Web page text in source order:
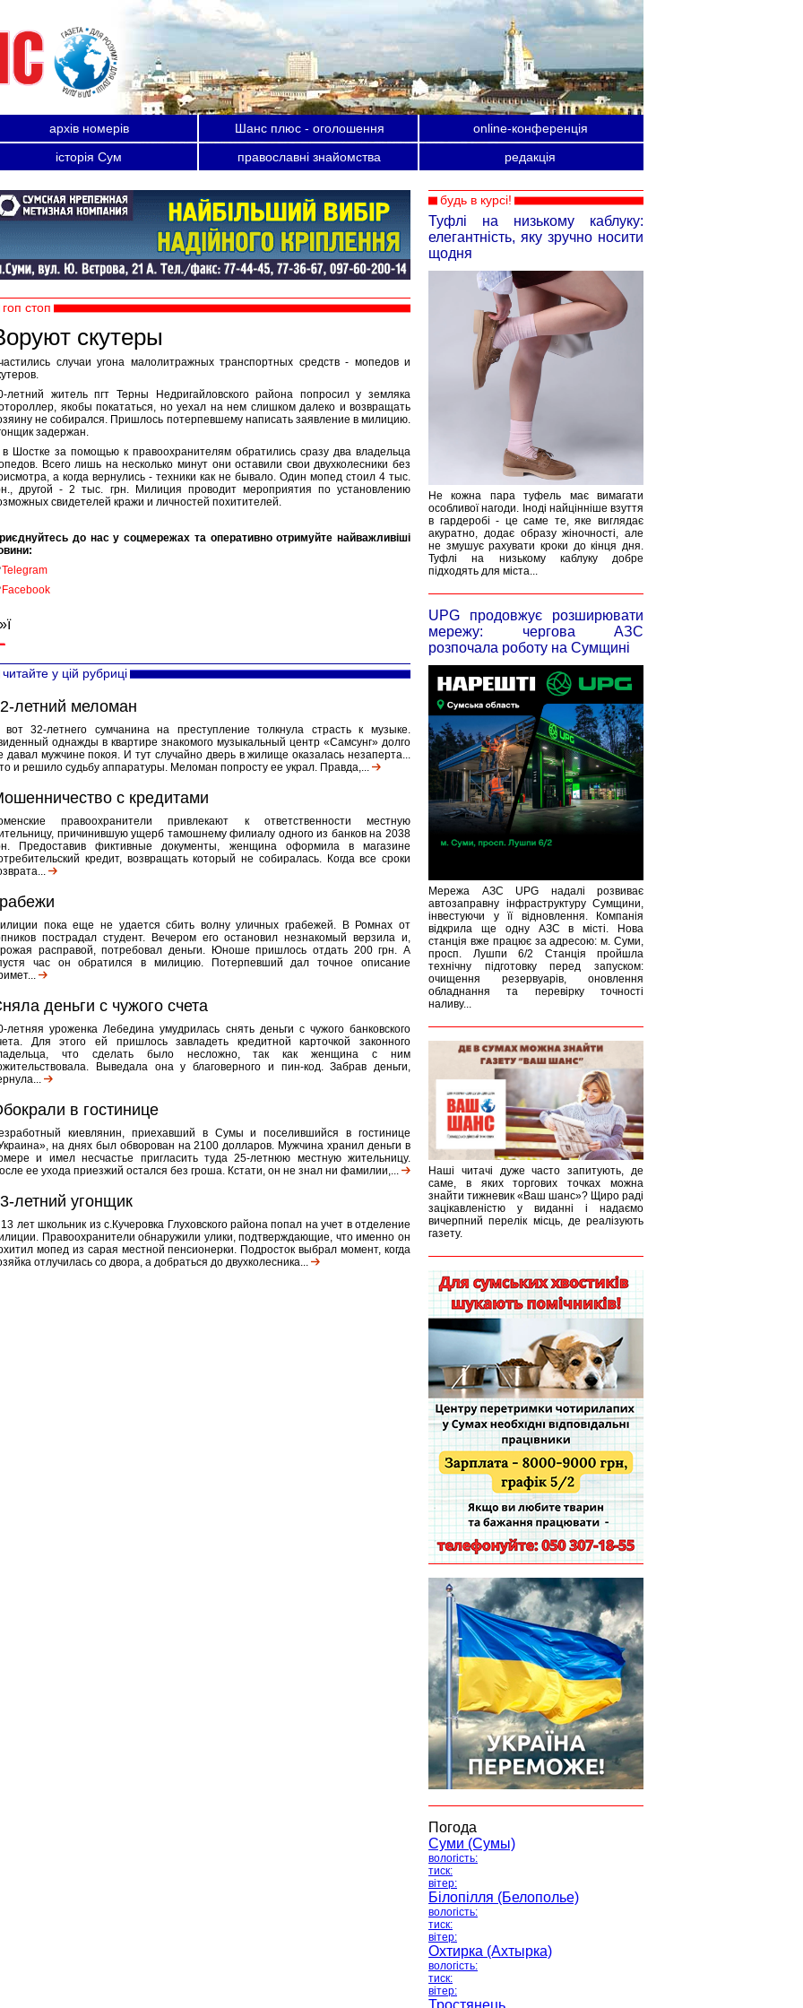
архів номерів Шанс плюс - оголошення
online-конференція
історія Сум православні знайомства редакція
гоп стоп
скутеры
случаи угона малолитражных транспортных средств - мопедов и
летний житель пгт Терны Недригайловского района попросил у земляка
якобы покататься, но уехал на нем слишком далеко и возвращать
не собирался. Пришлось потерпевшему написать заявление в милицию.
задержан.
Шостке за помощью к правоохранителям обратились сразу два владельца
Всего лишь на несколько минут они оставили свои двухколесники без
а когда вернулись - техники как не бывало. Один мопед стоил 4 тыс.
другой - 2 тыс. грн. Милиция проводит мероприятия по установлению
свидетелей кражи и личностей похитителей.
до нас у соцмережах та оперативно отримуйте найважливіші
Telegram
Facebook
читайте у цій рубриці
летний меломан
32-летнего сумчанина на преступление толкнула страсть к музыке.
однажды в квартире знакомого музыкальный центр «Самсунг» долго
давал мужчине покоя. И тут случайно дверь в жилище оказалась незаперта...
и решило судьбу аппаратуры. Меломан попросту ее украл. Правда,...
с кредитами
правоохранители привлекают к ответственности местную
причинившую ущерб тамошнему филиалу одного из банков на 2038
Предоставив фиктивные документы, женщина оформила в магазине
кредит, возвращать который не собиралась. Когда все сроки
пока еще не удается сбить волну уличных грабежей. В Ромнах от
пострадал студент. Вечером его остановил незнакомый верзила и,
расправой, потребовал деньги. Юноше пришлось отдать 200 грн. А
час он обратился в милицию. Потерпевший дал точное описание
деньги с чужого счета
летняя уроженка Лебедина умудрилась снять деньги с чужого банковского
Для этого ей пришлось завладеть кредитной карточкой законного
что сделать было несложно, так как женщина с ним
Выведала она у благоверного и пин-код. Забрав деньги,
в гостинице
киевлянин, приехавший в Сумы и поселившийся в гостинице
на днях был обворован на 2100 долларов. Мужчина хранил деньги в
и имел несчастье пригласить туда 25-летнюю местную жительницу.
ее ухода приезжий остался без гроша. Кстати, он не знал ни фамилии,...
летний угонщик
лет школьник из с.Кучеровка Глуховского района попал на учет в отделение
Правоохранители обнаружили улики, подтверждающие, что именно он
мопед из сарая местной пенсионерки. Подросток выбрал момент, когда
отлучилась со двора, а добраться до двухколесника...
будь в курсі!
Туфлі на низькому каблуку:
елегантність, яку зручно носити
щодня
Не кожна пара туфель має вимагати
особливої нагоди. Іноді найцінніше взуття
в гардеробі - це саме те, яке виглядає
акуратно, додає образу жіночності, але
не змушує рахувати кроки до кінця дня.
Туфлі на низькому каблуку добре
підходять для міста...
UPG продовжує розширювати
мережу: чергова АЗС
розпочала роботу на Сумщині
Мережа АЗС UPG надалі розвиває
автозаправну інфраструктуру Сумщини,
інвестуючи у її відновлення. Компанія
відкрила ще одну АЗС в місті. Нова
станція вже працює за адресою: м. Суми,
просп. Лушпи 6/2 Станція пройшла
технічну підготовку перед запуском:
очищення резервуарів, оновлення
обладнання та перевірку точності
наливу...
Наші читачі дуже часто запитують, де
саме, в яких торгових точках можна
знайти тижневик «Ваш шанс»? Щиро раді
зацікавленістю у виданні і надаємо
вичерпний перелік місць, де реалізують
газету.
Погода
Суми (Сумы)
вологість:
тиск:
вітер:
Білопілля (Белополье)
вологість:
тиск:
вітер:
Охтирка (Ахтырка)
вологість:
тиск:
вітер:
Тростянець